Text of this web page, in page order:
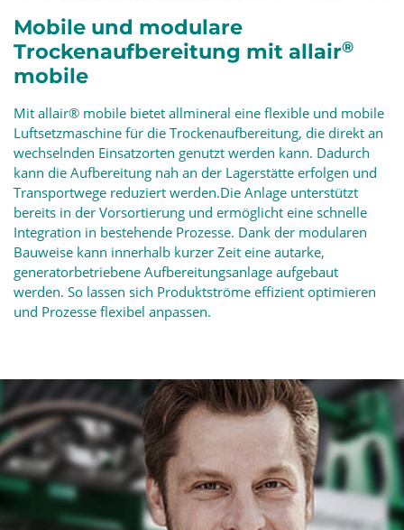
Mobile und modulare
Trockenaufbereitung mit allair®
mobile
Mit allair® mobile bietet allmineral eine flexible und mobile
Luftsetzmaschine für die Trockenaufbereitung, die direkt an
wechselnden Einsatzorten genutzt werden kann. Dadurch
kann die Aufbereitung nah an der Lagerstätte erfolgen und
Transportwege reduziert werden.Die Anlage unterstützt
bereits in der Vorsortierung und ermöglicht eine schnelle
Integration in bestehende Prozesse. Dank der modularen
Bauweise kann innerhalb kurzer Zeit eine autarke,
generatorbetriebene Aufbereitungsanlage aufgebaut
werden. So lassen sich Produktströme effizient optimieren
und Prozesse flexibel anpassen.